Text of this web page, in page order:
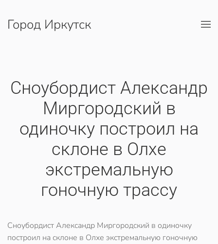
Перейти к содержимому
Город Иркутск
Сноубордист Александр
Миргородский в
одиночку построил на
склоне в Олхе
экстремальную
гоночную трассу
Сноубордист Александр Миргородский в одиночку
построил на склоне в Олхе экстремальную гоночную